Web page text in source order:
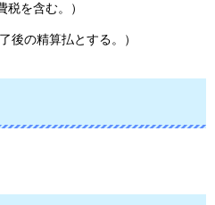
を含む。）
後の精算払とする。）